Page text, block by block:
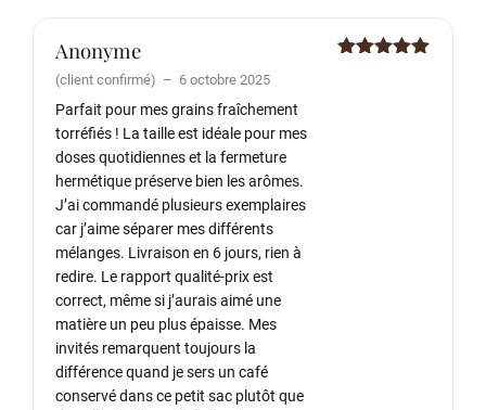
Anonyme
(client confirmé) – 6 octobre 2025
Parfait pour mes grains fraîchement
torréfiés ! La taille est idéale pour mes
doses quotidiennes et la fermeture
hermétique préserve bien les arômes.
J’ai commandé plusieurs exemplaires
car j’aime séparer mes différents
mélanges. Livraison en 6 jours, rien à
redire. Le rapport qualité-prix est
correct, même si j’aurais aimé une
matière un peu plus épaisse. Mes
invités remarquent toujours la
différence quand je sers un café
conservé dans ce petit sac plutôt que